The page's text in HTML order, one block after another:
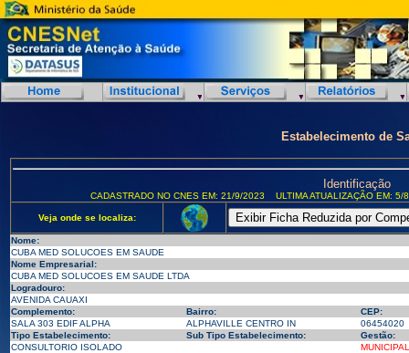
Estabelecimento de
Identificação
CADASTRADO NO CNES EM: 21/9/2023 ULTIMA ATUALIZAÇÃO EM:
Veja onde se localiza:
Nome:
CUBA MED SOLUCOES EM SAUDE
Nome Empresarial:
CUBA MED SOLUCOES EM SAUDE LTDA
Logradouro:
AVENIDA CAUAXI
Complemento:
Bairro:
CEP:
SALA 303 EDIF ALPHA
ALPHAVILLE CENTRO IN
06454020
Tipo Estabelecimento:
Sub Tipo Estabelecimento:
Gestão:
CONSULTORIO ISOLADO
MUNICIPAL